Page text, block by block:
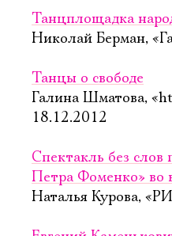
Танцплощадка
Николай Берман,
Танцы о свободе
Галина Шматова,
18.12.2012
Спектакль без слов
Петра Фоменко» во
Наталья Курова,